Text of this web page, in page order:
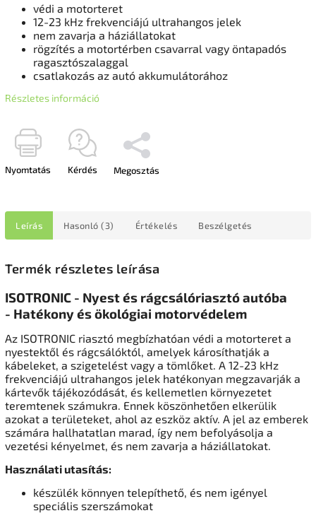
védi a motorteret
12-23 kHz frekvenciájú ultrahangos jelek
nem zavarja a háziállatokat
rögzítés a motortérben csavarral vagy öntapadós
ragasztószalaggal
csatlakozás az autó akkumulátorához
Részletes információ
Nyomtatás Kérdés Megosztás
Leírás Hasonló (3) Értékelés Beszélgetés
Termék részletes leírása
ISOTRONIC - Nyest és rágcsálóriasztó autóba
- Hatékony és ökológiai motorvédelem
Az ISOTRONIC riasztó megbízhatóan védi a motorteret a
nyestektől és rágcsálóktól, amelyek károsíthatják a
kábeleket, a szigetelést vagy a tömlőket. A 12-23 kHz
frekvenciájú ultrahangos jelek hatékonyan megzavarják a
kártevők tájékozódását, és kellemetlen környezetet
teremtenek számukra. Ennek köszönhetően elkerülik
azokat a területeket, ahol az eszköz aktív. A jel az emberek
számára hallhatatlan marad, így nem befolyásolja a
vezetési kényelmet, és nem zavarja a háziállatokat.
Használati utasítás:
készülék könnyen telepíthető, és nem igényel
speciális szerszámokat